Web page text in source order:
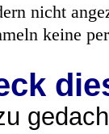
nicht
keine